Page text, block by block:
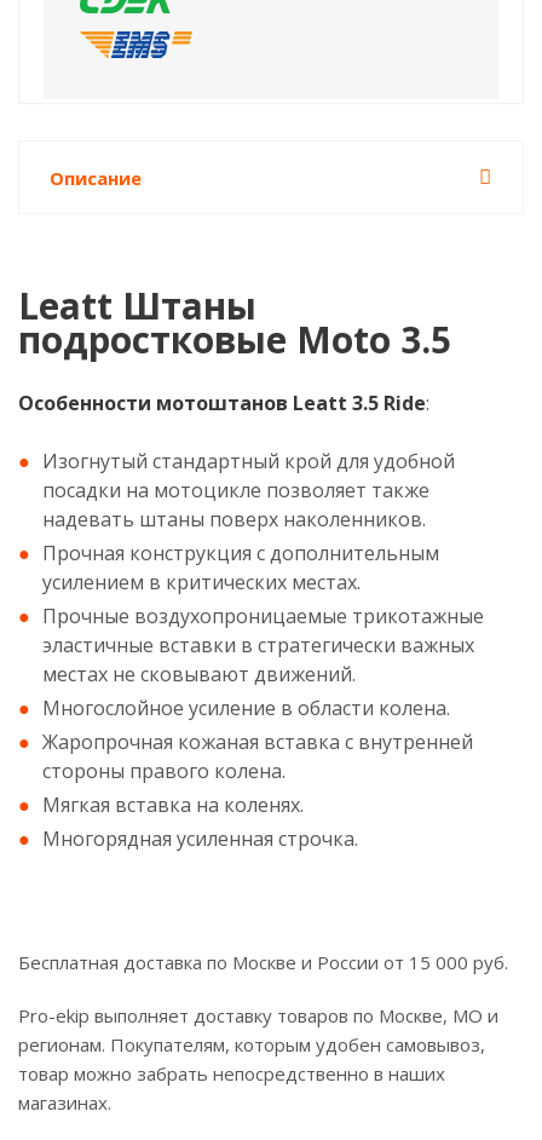
Описание
Leatt Штаны
подростковые Moto 3.5
Особенности мотоштанов Leatt 3.5 Ride:
Изогнутый стандартный крой для удобной
посадки на мотоцикле позволяет также
надевать штаны поверх наколенников.
Прочная конструкция с дополнительным
усилением в критических местах.
Прочные воздухопроницаемые трикотажные
эластичные вставки в стратегически важных
местах не сковывают движений.
Многослойное усиление в области колена.
Жаропрочная кожаная вставка с внутренней
стороны правого колена.
Мягкая вставка на коленях.
Многорядная усиленная строчка.
Бесплатная доставка по Москве и России от 15 000 руб.
Pro-ekip выполняет доставку товаров по Москве, МО и
регионам. Покупателям, которым удобен самовывоз,
товар можно забрать непосредственно в наших
магазинах.